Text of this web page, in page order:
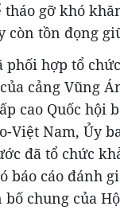
tháo gỡ khó
còn tồn đọng
hợp tổ
cảng Vũng
cao Quốc hội
Việt Nam, Ủy
đã tổ chức
báo cáo đánh
bố chung của